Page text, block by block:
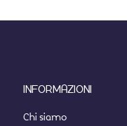
INFORMAZIONI
Chi siamo